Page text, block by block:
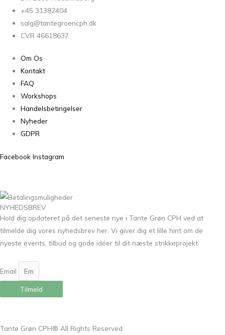
+45 31382404
salg@tantegroencph.dk
CVR 46618637
Om Os
Kontakt
FAQ
Workshops
Handelsbetingelser
Nyheder
GDPR
Facebook Instagram
NYHEDSBREV
Hold dig opdateret på det seneste nye i Tante Grøn CPH ved at
tilmelde dig vores nyhedsbrev her. Vi giver dig et lille hint om de
nyeste events, tilbud og gode idéer til dit næste strikkeprojekt.
Email
Tilmeld
Tante Grøn CPH® All Rights Reserved